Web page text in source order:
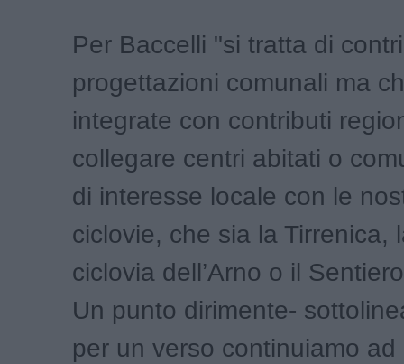
Per Baccelli "si tratta di
progettazioni comunali ma
integrate con contributi
collegare centri abitati o
di interesse locale con le
ciclovie, che sia la Tirrenica,
ciclovia dell’Arno o il
Un punto dirimente-
per un verso continuiamo ad